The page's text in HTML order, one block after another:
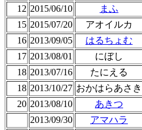
12 2015/06/10 まふ
15 2015/07/20 アオイルカ
16 2013/09/05 はるちょむ
17 2013/08/01 にぼし
18 2013/07/16 たにえる
18 2013/10/27 おかはらあさき
20 2013/08/10 あきつ
2013/09/30
アマハラ